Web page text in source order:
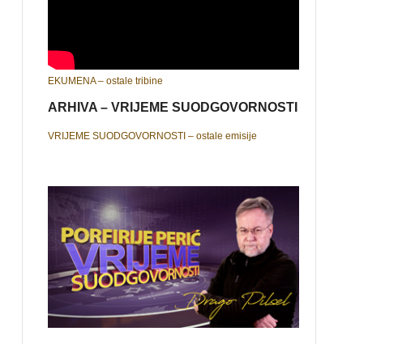
EKUMENA – ostale tribine
ARHIVA – VRIJEME SUODGOVORNOSTI
VRIJEME SUODGOVORNOSTI – ostale emisije